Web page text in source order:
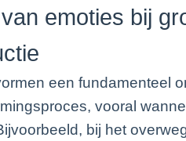
emoties bij
een fundamenteel
vooral
bij het